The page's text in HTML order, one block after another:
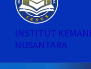
INSTITUT
NUSANTARA